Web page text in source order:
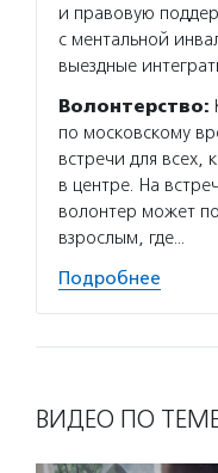
и правовую
с ментальной
выездные
Волонтерство:
по московскому
встречи для всех,
в центре. На
волонтер может
взрослым, где…
Подробнее
ВИДЕО ПО